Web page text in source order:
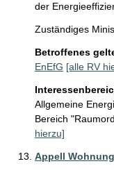
der
Zuständiges
Betroffenes
EnEfG [alle RV
Allgemeine
Bereich
hierzu]
Appell